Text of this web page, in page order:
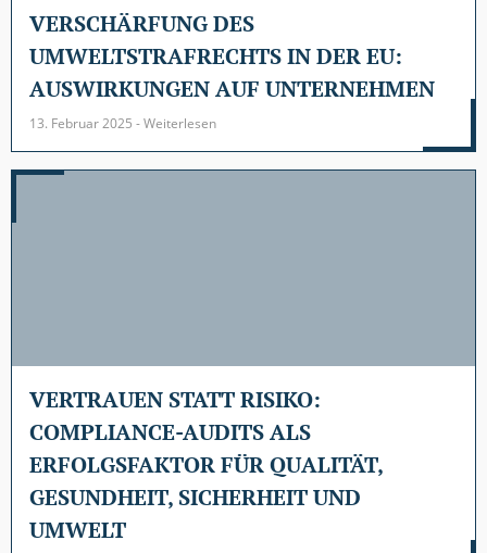
VERSCHÄRFUNG DES
UMWELTSTRAFRECHTS IN DER EU:
AUSWIRKUNGEN AUF UNTERNEHMEN
13. Februar 2025 - Weiterlesen
VERTRAUEN STATT RISIKO:
COMPLIANCE-AUDITS ALS
ERFOLGSFAKTOR FÜR QUALITÄT,
GESUNDHEIT, SICHERHEIT UND
UMWELT